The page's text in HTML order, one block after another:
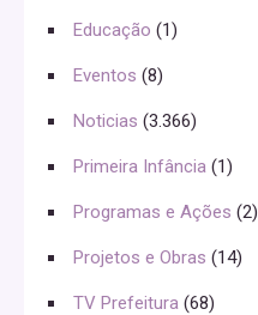
Educação (1)
Eventos (8)
Noticias (3.366)
Primeira Infância (1)
Programas e Ações (2)
Projetos e Obras (14)
TV Prefeitura (68)